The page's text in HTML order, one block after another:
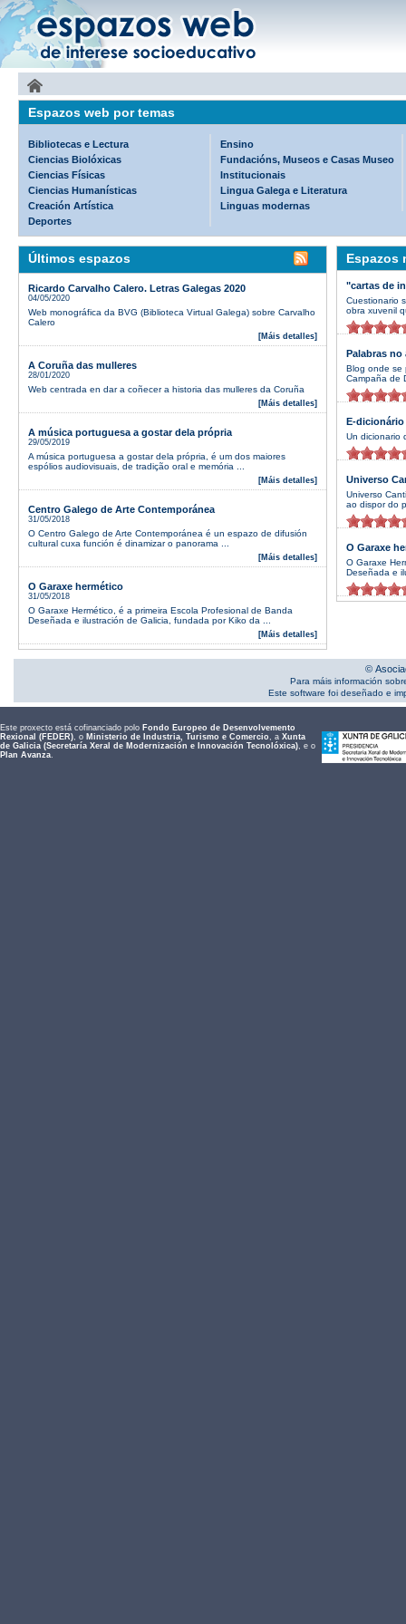
Espazos web por temas
Bibliotecas e Lectura
Ciencias Biolóxicas
Ciencias Físicas
Ciencias Humanísticas
Creación Artística
Deportes
Ensino
Fundacións, Museos e Casas Museo
Institucionais
Lingua Galega e Literatura
Linguas modernas
Últimos espazos
Ricardo Carvalho Calero. Letras Galegas 2020
04/05/2020
Web monográfica da BVG (Biblioteca Virtual Galega) sobre Carvalho
Calero
[Máis detalles]
A Coruña das mulleres
28/01/2020
Web centrada en dar a coñecer a historia das mulleres da Coruña
[Máis detalles]
A música portuguesa a gostar dela própria
29/05/2019
A música portuguesa a gostar dela própria, é um dos maiores
espólios audiovisuais, de tradição oral e memória ...
[Máis detalles]
Centro Galego de Arte Contemporánea
31/05/2018
O Centro Galego de Arte Contemporánea é un espazo de difusión
cultural cuxa función é dinamizar o panorama ...
[Máis detalles]
O Garaxe hermético
31/05/2018
O Garaxe Hermético, é a primeira Escola Profesional de Banda
Deseñada e ilustración de Galicia, fundada por Kiko da ...
[Máis detalles]
Espazos
"cartas de
Cuestionario
obra xuvenil
Palabras no
Blog onde se
Campaña de
E-
Un dicionario
Universo
Universo
ao dispor do
O Garaxe
O Garaxe
Deseñada e
©
Para máis información
Este software foi deseñado e
Este proxecto está cofinanciado polo Fondo Europeo de Desenvolvemento
Rexional (FEDER), o Ministerio de Industria, Turismo e Comercio, a Xunta
de Galicia (Secretaría Xeral de Modernización e Innovación Tecnolóxica), e o
Plan Avanza.